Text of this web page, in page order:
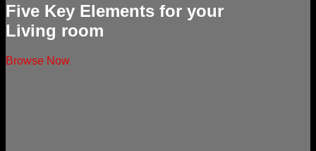
Five Key Elements for your
Living room
Browse Now